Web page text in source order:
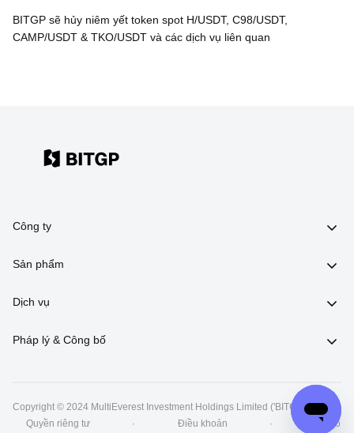
BITGP sẽ hủy niêm yết token spot H/USDT, C98/USDT,
CAMP/USDT & TKO/USDT và các dịch vụ liên quan
Công ty
Sản phẩm
Dịch vụ
Pháp lý & Công bố
Copyright © 2024 MultiEverest Investment Holdings Limited ('BITGP')
丨
Quyền riêng tư
· Điều khoản · Rủi ro